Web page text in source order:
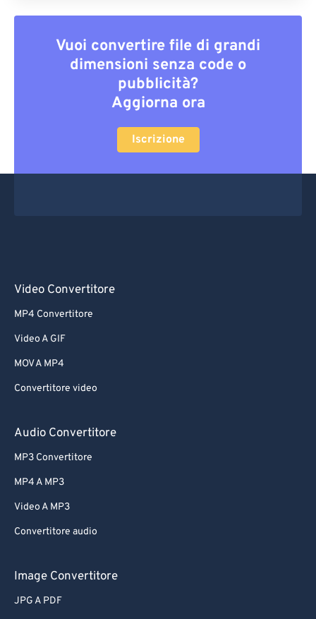
Vuoi convertire file di grandi
dimensioni senza code o
pubblicità?
Aggiorna ora
Iscrizione
Video Convertitore
MP4 Convertitore
Video A GIF
MOV A MP4
Convertitore video
Audio Convertitore
MP3 Convertitore
MP4 A MP3
Video A MP3
Convertitore audio
Image Convertitore
JPG A PDF